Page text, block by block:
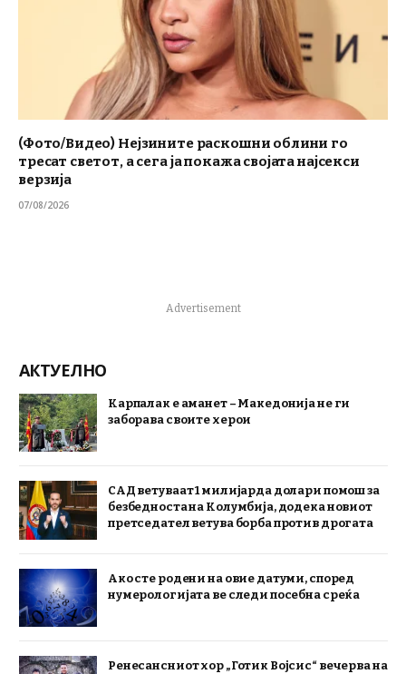
(Фото/Видео) Нејзините раскошни облини го
тресат светот, а сега ја покажа својата најсекси
верзија
07/08/2026
Advertisement
АКТУЕЛНО
Карпалак е аманет – Македонија не ги
заборава своите херои
САД ветуваат 1 милијарда долари помош за
безбедноста на Колумбија, додека новиот
претседател ветува борба против дрогата
Ако сте родени на овие датуми, според
нумерологијата ве следи посебна среќа
Ренесансниот хор „Готик Војсис“ вечерва на